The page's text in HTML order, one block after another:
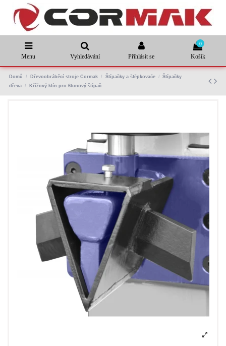
Menu Vyhledávání Přihlásit se
0
Košík
Domů Dřevoobráběcí stroje Cormak Štípačky a štěpkovače
Štípačky
dřeva
Křížový klín pro 6tunový štípač